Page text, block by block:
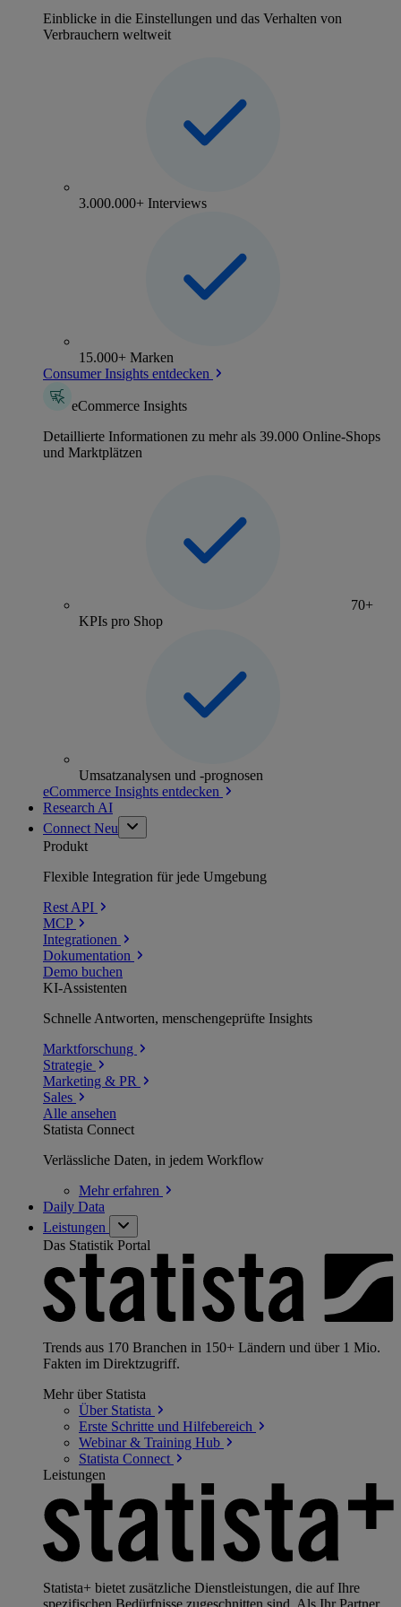
Einblicke in die Einstellungen und das Verhalten von
Verbrauchern weltweit
3.000.000+ Interviews
15.000+ Marken
Consumer Insights entdecken
eCommerce Insights
Detaillierte Informationen zu mehr als 39.000 Online-Shops
und Marktplätzen
70+
KPIs pro Shop
Umsatzanalysen und -prognosen
eCommerce Insights entdecken
Research AI
Connect Neu
Produkt
Flexible Integration für jede Umgebung
Rest API
MCP
Integrationen
Dokumentation
Demo buchen
KI-Assistenten
Schnelle Antworten, menschengeprüfte Insights
Marktforschung
Strategie
Marketing & PR
Sales
Alle ansehen
Statista Connect
Verlässliche Daten, in jedem Workflow
Mehrerfahren
Daily Data
Leistungen
Das Statistik Portal
Trends aus 170 Branchen in 150+ Ländern und über 1 Mio.
Fakten im Direktzugriff.
Mehr über Statista
Über Statista
Erste Schritte und Hilfebereich
Webinar & Training Hub
Statista Connect
Leistungen
Statista+ bietet zusätzliche Dienstleistungen, die auf Ihre
spezifischen Bedürfnisse zugeschnitten sind. Als Ihr Partner